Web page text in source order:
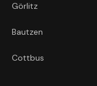
Görlitz
Bautzen
Cottbus